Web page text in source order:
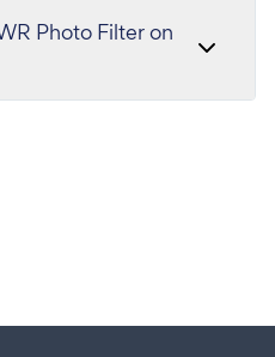
Photo Filter on